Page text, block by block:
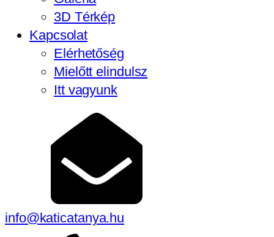
3D Térkép
Kapcsolat
Elérhetőség
Mielőtt elindulsz
Itt vagyunk
info@katicatanya.hu